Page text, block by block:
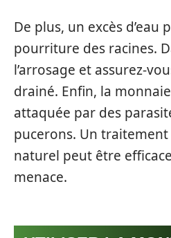
De plus, un excès
pourriture des racines.
l’arrosage et assurez-
drainé. Enfin, la
attaquée par des
pucerons. Un traitement
naturel peut être
menace.